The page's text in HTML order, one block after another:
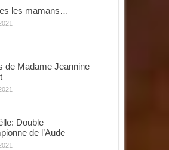
les mamans…
de Madame Jeannine
Double
de l’Aude